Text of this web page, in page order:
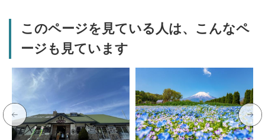
このページを見ている人は、こんなペ
ージも見ています